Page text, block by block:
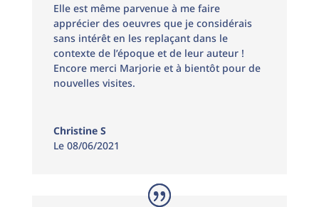
Elle est même parvenue à me faire
apprécier des oeuvres que je considérais
sans intérêt en les replaçant dans le
contexte de l’époque et de leur auteur !
Encore merci Marjorie et à bientôt pour de
nouvelles visites.
Christine S
Le 08/06/2021